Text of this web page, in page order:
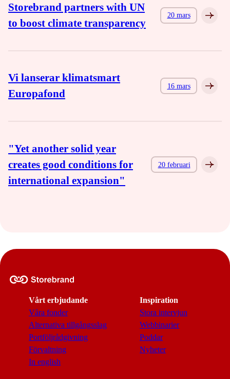
Storebrand partners with UN
to boost climate transparency
20 mars
Vi lanserar klimatsmart
Europafond
16 mars
"Yet another solid year
creates good conditions for
international expansion"
20 februari
Vårt erbjudande
Våra fonder
Alternativa tillgångsslag
Portföljrådgivning
Förvaltning
In english
Inspiration
Stora intervjun
Webbinarier
Poddar
Nyheter